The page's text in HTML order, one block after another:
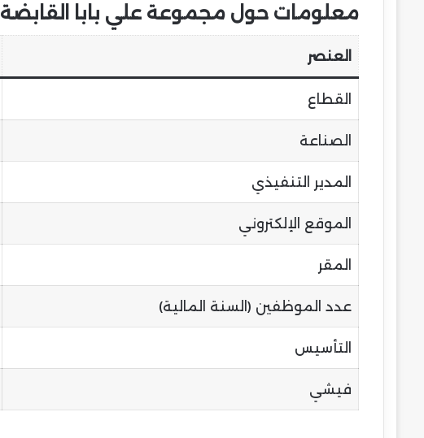
معلومات حول مجموعة علي بابا القابضة
العنصر
القطاع
الصناعة
المدير التنفيذي
الموقع الإلكتروني
المقر
عدد الموظفين (السنة المالية)
التأسيس
فيشي